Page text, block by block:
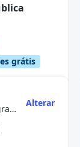
grátis
Especialização (pós-graduação)
Alterar